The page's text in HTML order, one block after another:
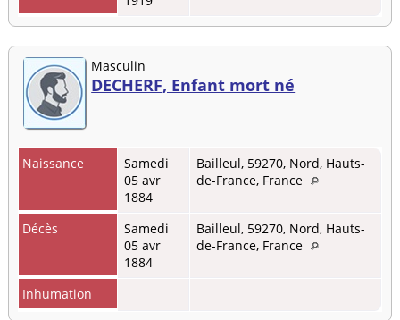
Masculin
DECHERF, Enfant mort né
Naissance
Samedi
05 avr
1884
Bailleul, 59270, Nord, Hauts-
de-France, France
Décès
Samedi
05 avr
1884
Bailleul, 59270, Nord, Hauts-
de-France, France
Inhumation